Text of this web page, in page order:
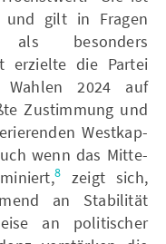
und gilt in Fragen
als besonders
erzielte die Partei
2024 auf
Zustimmung und
Westkap-
wenn das Mitte-
8
zeigt sich,
an Stabilität
an politischer